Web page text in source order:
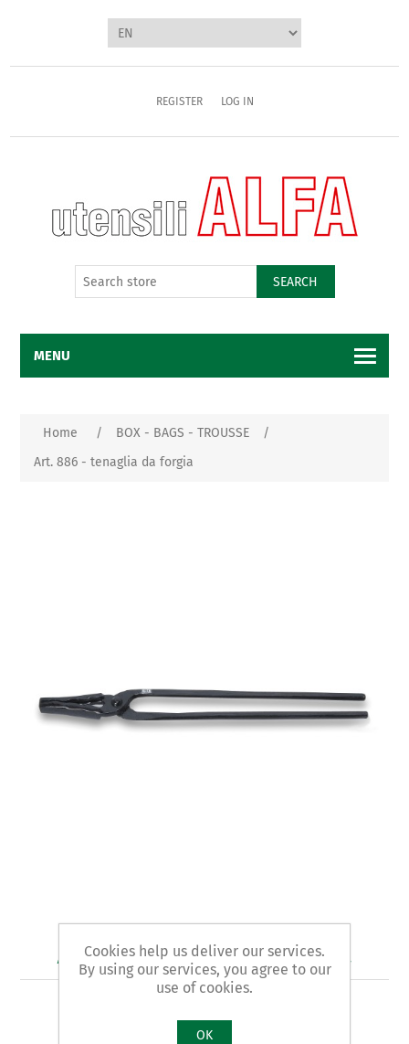
REGISTER LOG IN
SEARCH
MENU
Home / BOX - BAGS - TROUSSE
/
Art. 886 - tenaglia da forgia
Art. 886 - tenaglia da forgia
Cookies help us deliver our services.
By using our services, you agree to our
use of cookies.
OK